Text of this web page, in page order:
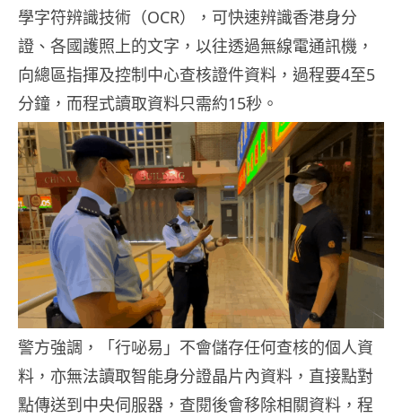
學字符辨識技術（OCR），可快速辨識香港身分
證、各國護照上的文字，以往透過無線電通訊機，
向總區指揮及控制中心查核證件資料，過程要4至5
分鐘，而程式讀取資料只需約15秒。
警方強調，「行咇易」不會儲存任何查核的個人資
料，亦無法讀取智能身分證晶片內資料，直接點對
點傳送到中央伺服器，查閱後會移除相關資料，程